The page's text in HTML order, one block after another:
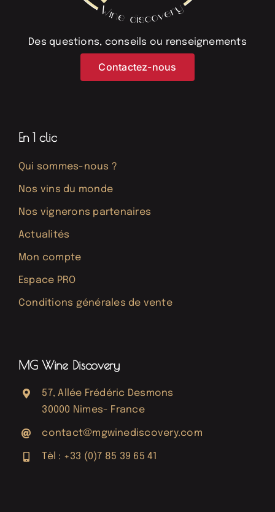
Des questions, conseils ou renseignements
Contactez-nous
En 1 clic
Qui sommes-nous ?
Nos vins du monde
Nos vignerons partenaires
Actualités
Mon compte
Espace PRO
Conditions générales de vente
MG Wine Discovery
57, Allée Frédéric Desmons
30000 Nîmes- France
contact@mgwinediscovery.com
Tèl : +33 (0)7 85 39 65 41